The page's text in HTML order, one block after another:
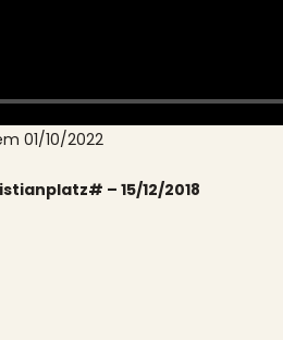
01/10/2022
– 15/12/2018